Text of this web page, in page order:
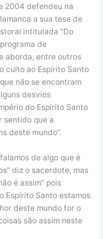
2004 defendeu na
a sua tese de
intitulada “Do
de
aborda, entre outros
culto ao Espírito Santo
não se encontram
desvios
do Espírito Santo
sentido que a
deste mundo”.
de algo que é
diz o sacerdote, mas
é assim” pois
Espírito Santo estamos
deste mundo for o
são assim neste